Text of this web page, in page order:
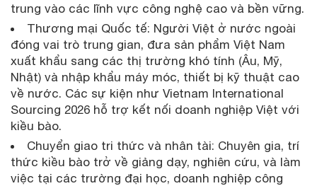
trung vào các lĩnh vực công nghệ cao và bền vững.
Thương mại Quốc tế: Người Việt ở nước ngoài
đóng vai trò trung gian, đưa sản phẩm Việt Nam
xuất khẩu sang các thị trường khó tính (Âu, Mỹ,
Nhật) và nhập khẩu máy móc, thiết bị kỹ thuật cao
về nước. Các sự kiện như Vietnam International
Sourcing 2026 hỗ trợ kết nối doanh nghiệp Việt với
kiều bào.
Chuyển giao tri thức và nhân tài: Chuyên gia, trí
thức kiều bào trở về giảng dạy, nghiên cứu, và làm
việc tại các trường đại học, doanh nghiệp công